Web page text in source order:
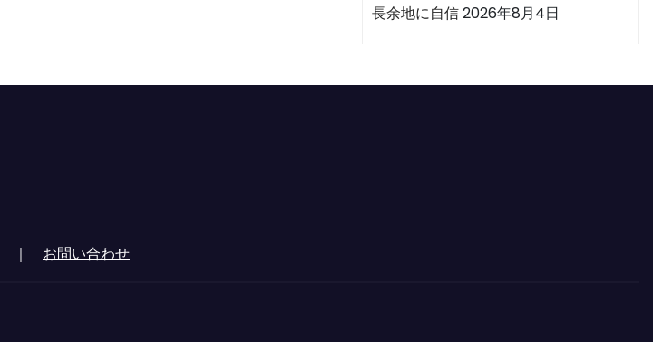
長余地に自信2026年8月4日
｜ お問い合わせ